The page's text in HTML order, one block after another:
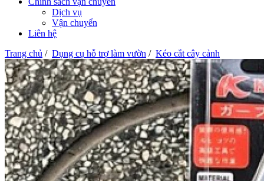
Dịch vụ
Vận chuyển
Liên hệ
Trang chủ / Dụng cụ hỗ trợ làm vườn / Kéo cắt cây cảnh